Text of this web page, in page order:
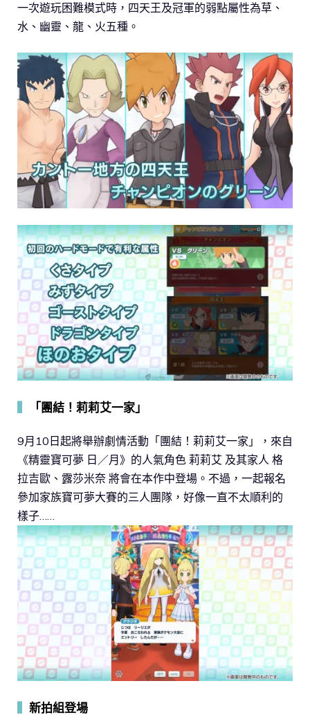
一次遊玩困難模式時，四天王及冠軍的弱點屬性為草、
水、幽靈、龍、火五種。
「團結！莉莉艾一家」
9月10日起將舉辦劇情活動「團結！莉莉艾一家」，來自
《精靈寶可夢 日／月》的人氣角色 莉莉艾 及其家人 格
拉吉歐、露莎米奈 將會在本作中登場。不過，一起報名
參加家族寶可夢大賽的三人團隊，好像一直不太順利的
樣子……
新拍組登場